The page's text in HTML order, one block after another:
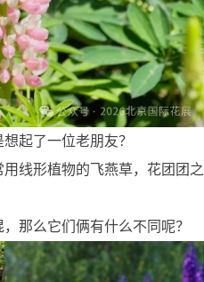
起了一位老朋友？
线形植物的飞燕草，花团团之
那么它们俩有什么不同呢？